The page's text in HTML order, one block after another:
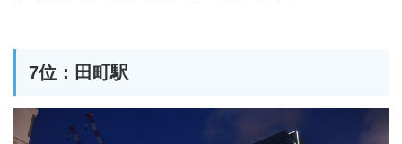
7位：田町駅